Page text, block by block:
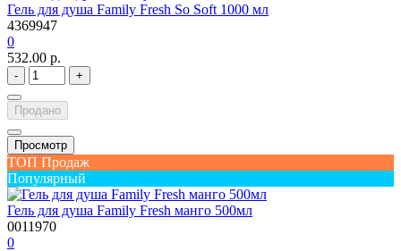
Гель для душа Family Fresh So Soft 1000 мл
4369947
0
532.00 р.
- +
Продано
Просмотр
ТОП Продаж
Популярный
Гель для душа Family Fresh манго 500мл
0011970
0